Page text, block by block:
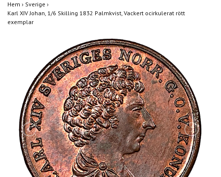
Hem › Sverige ›
Karl XIV Johan, 1/6 Skilling 1832 Palmkvist, Vackert ocirkulerat rött
exemplar